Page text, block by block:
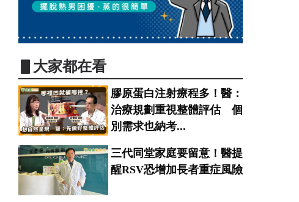
▋大家都在看
膠原蛋白注射療程多！醫：
治療規劃重視整體評估 個
別需求也納考...
三代同堂家庭要留意！醫提
醒RSV恐增加長者重症風險